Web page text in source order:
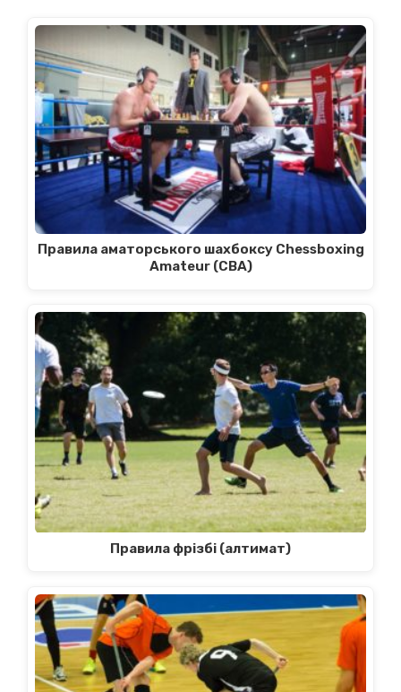
Правила аматорського шахбоксу Chessboxing
Amateur (CBA)
Правила фрізбі (алтимат)